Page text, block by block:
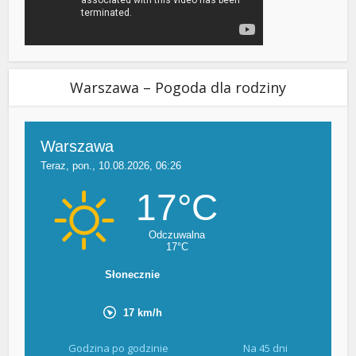
Warszawa – Pogoda dla rodziny
Godzina po godzinie Na 45 dni